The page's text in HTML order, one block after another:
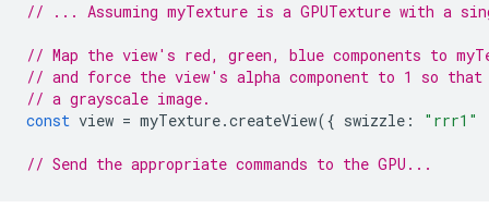
// ... Assuming myTexture is a GPUTexture with a
// Map the view's red, green, blue components to
// and force the view's alpha component to 1 so
// a grayscale image.
const view = myTexture.createView({ swizzle : "rrr1"
// Send the appropriate commands to the GPU...